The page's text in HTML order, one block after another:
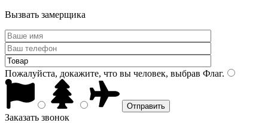
Вызвать замерщика
Пожалуйста, докажите, что вы человек, выбрав Флаг.
Заказать звонок